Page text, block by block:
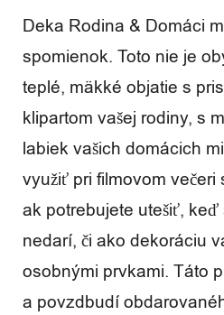
Deka Rodina & Domáci
spomienok. Toto nie je
teplé, mäkké objatie s
klipartom vašej rodiny, s
labiek vašich domácich
využiť pri filmovom
ak potrebujete utešiť, keď
nedarí, či ako dekoráciu
osobnými prvkami. Táto
a povzdbudí